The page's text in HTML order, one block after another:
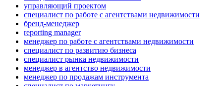
управляющий проектом
специалист по работе с агентствами недвижимости
бренд-менеджер
reporting manager
менеджер по работе с агентствами недвижимости
специалист по развитию бизнеса
специалист рынка недвижимости
менеджер в агентство недвижимости
менеджер по продажам инструмента